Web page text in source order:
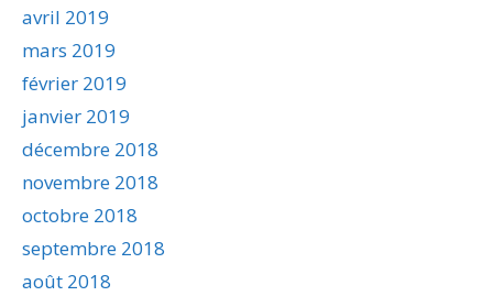
avril 2019
mars 2019
février 2019
janvier 2019
décembre 2018
novembre 2018
octobre 2018
septembre 2018
août 2018